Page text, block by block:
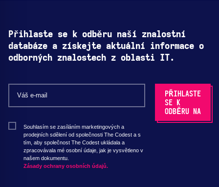
Přihlaste se k odběru naší znalostní
databáze a získejte aktuální informace o
odborných znalostech z oblasti IT.
Souhlasím se zasíláním marketingových a
prodejních sdělení od společnosti The Codest a s
tím, aby společnost The Codest ukládala a
zpracovávala mé osobní údaje, jak je vysvětleno v
našem dokumentu.
Zásady ochrany osobních údajů.